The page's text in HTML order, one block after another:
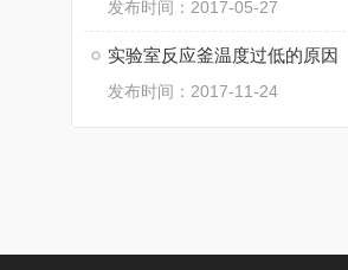
发布时间：2017-05-27
实验室反应釜温度过低的原因
发布时间：2017-11-24